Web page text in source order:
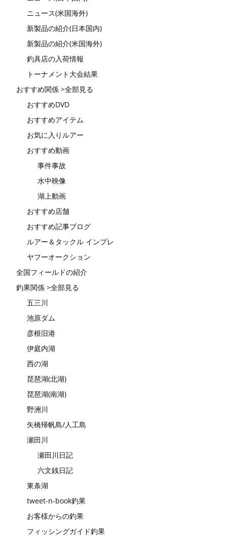
ニュース(米国海外)
新製品の紹介(日本国内)
新製品の紹介(米国海外)
釣具店の入荷情報
トーナメント大会結果
おすすめ関係 >全部見る
おすすめDVD
おすすめアイテム
お気に入りルアー
おすすめ動画
事件事故
水中映像
湖上動画
おすすめ店舗
おすすめ記事ブログ
ルアー＆タックル インプレ
ヤフーオークション
全国フィールドの紹介
釣果関係 >全部見る
五三川
池原ダム
彦根旧港
伊庭内湖
西の湖
琵琶湖(北湖)
琵琶湖(南湖)
野洲川
矢橋帰帆島/人工島
瀬田川
瀬田川日記
六文銭日記
東条湖
tweet-n-book釣果
お客様からの釣果
フィッシングガイド釣果